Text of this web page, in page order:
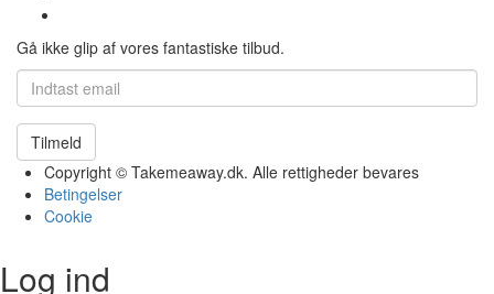
Gå ikke glip af vores fantastiske tilbud.
Tilmeld
Copyright © Takemeaway.dk. Alle rettigheder bevares
Betingelser
Cookie
Log ind